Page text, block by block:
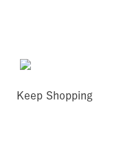
Keep Shopping